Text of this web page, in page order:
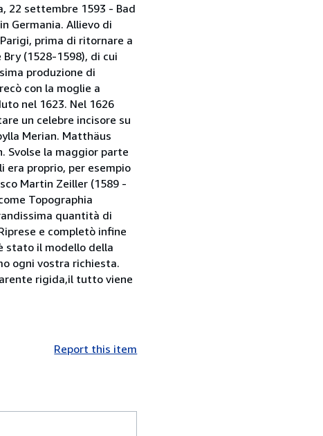
22 settembre 1593 - Bad
Germania. Allievo di
prima di ritornare a
(1528-1598), di cui
produzione di
con la moglie a
nel 1623. Nel 1626
un celebre incisore su
Merian. Matthäus
Svolse la maggior parte
proprio, per esempio
Martin Zeiller (1589 -
Topographia
quantità di
e completò infine
stato il modello della
ogni vostra richiesta.
rigida,il tutto viene
Report this item